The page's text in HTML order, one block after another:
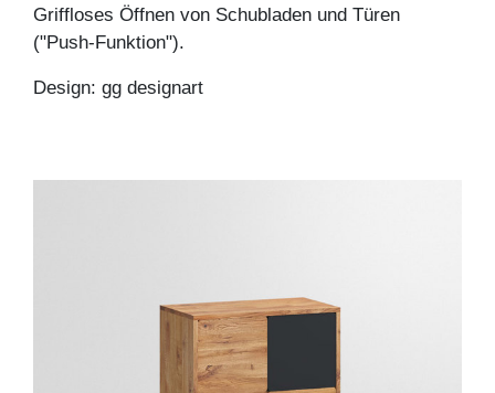
Griffloses Öffnen von Schubladen und Türen
("Push-Funktion").
Design: gg designart